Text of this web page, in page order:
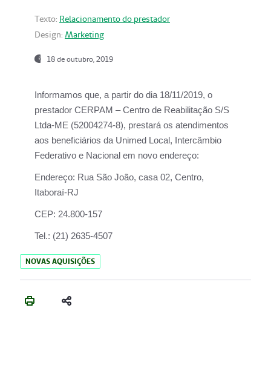
Texto: Relacionamento do prestador
Design: Marketing
18 de outubro, 2019
Informamos que, a partir do dia 18/11/2019, o
prestador CERPAM – Centro de Reabilitação S/S
Ltda-ME (52004274-8), prestará os atendimentos
aos beneficiários da Unimed Local, Intercâmbio
Federativo e Nacional em novo endereço:
Endereço: Rua São João, casa 02, Centro,
Itaboraí-RJ
CEP: 24.800-157
Tel.: (21) 2635-4507
NOVAS AQUISIÇÕES